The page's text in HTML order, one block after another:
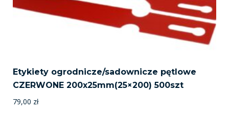
Etykiety ogrodnicze/sadownicze pętlowe
CZERWONE 200x25mm(25×200) 500szt
79,00 zł